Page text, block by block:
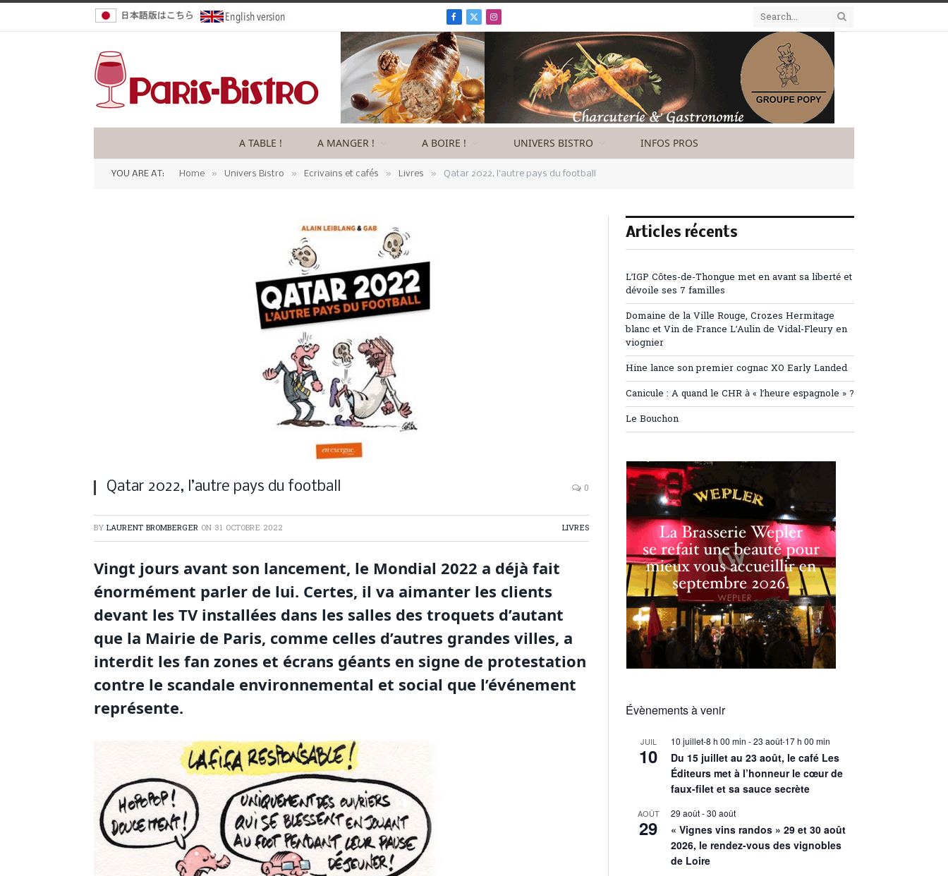
Facebook
X
(Twitter)
Instagram
A TABLE ! A MANGER ! A BOIRE ! UNIVERS BISTRO INFOS PROS
YOU ARE AT: Home » Univers Bistro » Ecrivains et cafés » Livres » Qatar 2022, l’autre pays du football
Qatar 2022, l’autre pays du football 0
BY LAURENT BROMBERGER ON 31 OCTOBRE 2022 LIVRES
Vingt jours avant son lancement, le Mondial 2022 a déjà fait
énormément parler de lui. Certes, il va aimanter les clients
devant les TV installées dans les salles des troquets d’autant
que la Mairie de Paris, comme celles d’autres grandes villes, a
interdit les fan zones et écrans géants en signe de protestation
contre le scandale environnemental et social que l’événement
représente.
Articles récents
L’IGP Côtes-de-Thongue met en avant sa liberté et
dévoile ses 7 familles
Domaine de la Ville Rouge, Crozes Hermitage
blanc et Vin de France L’Aulin de Vidal-Fleury en
viognier
Hine lance son premier cognac XO Early Landed
Canicule : A quand le CHR à « l’heure espagnole » ?
Le Bouchon
Évènements à venir
JUIL
10
10 juillet-8 h 00 min -23 août-17 h 00 min
Du 15 juillet au 23 août, le café Les
Éditeurs met à l’honneur le cœur de
faux-filet et sa sauce secrète
AOÛT
29
29 août-30 août
« Vignes vins randos » 29 et 30 août
2026, le rendez-vous des vignobles
de Loire